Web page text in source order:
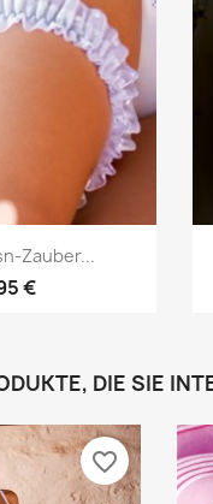
Zauber...
€
DIE SIE
favorite_border